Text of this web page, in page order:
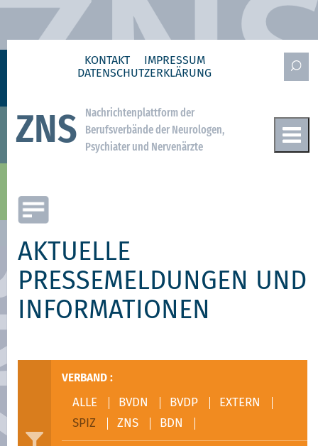
KONTAKT
IMPRESSUM
DATENSCHUTZ­ERKLÄRUNG
ZNS
Nachrichtenplattform der
Berufsverbände der Neurologen,
Psychiater und Nervenärzte
AKTUELLE
PRESSEMELDUNGEN UND
INFORMATIONEN
VERBAND :
ALLE
BVDN BVDP
EXTERN
SPIZ
ZNS BDN